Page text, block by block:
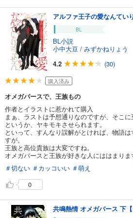
BL
BL小説
小中大豆 / みずかねりょう
4.2
(30)
購入済み
オメガバースで、王族もの
作者とイラストに惹かれて購入
まぁ、ラストは予想通りなのですが、そこ
というか、ヤキモキさせられます。
といって、すんなり誤解がとければ、物語
すが。
王族と高位貴族は大変ですね。
オメガバースと王族が好きな人にははまりま
＃切ない ＃カッコいい ＃萌え
0
共鳴熱情 オメガバース 下【